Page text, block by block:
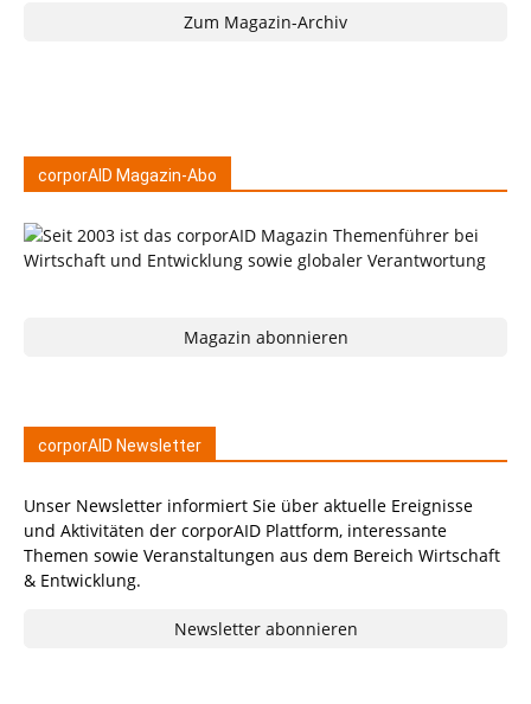
Zum Magazin-Archiv
corporAID Magazin-Abo
Magazin abonnieren
corporAID Newsletter
Unser Newsletter informiert Sie über aktuelle Ereignisse
und Aktivitäten der corporAID Plattform, interessante
Themen sowie Veranstaltungen aus dem Bereich Wirtschaft
& Entwicklung.
Newsletter abonnieren